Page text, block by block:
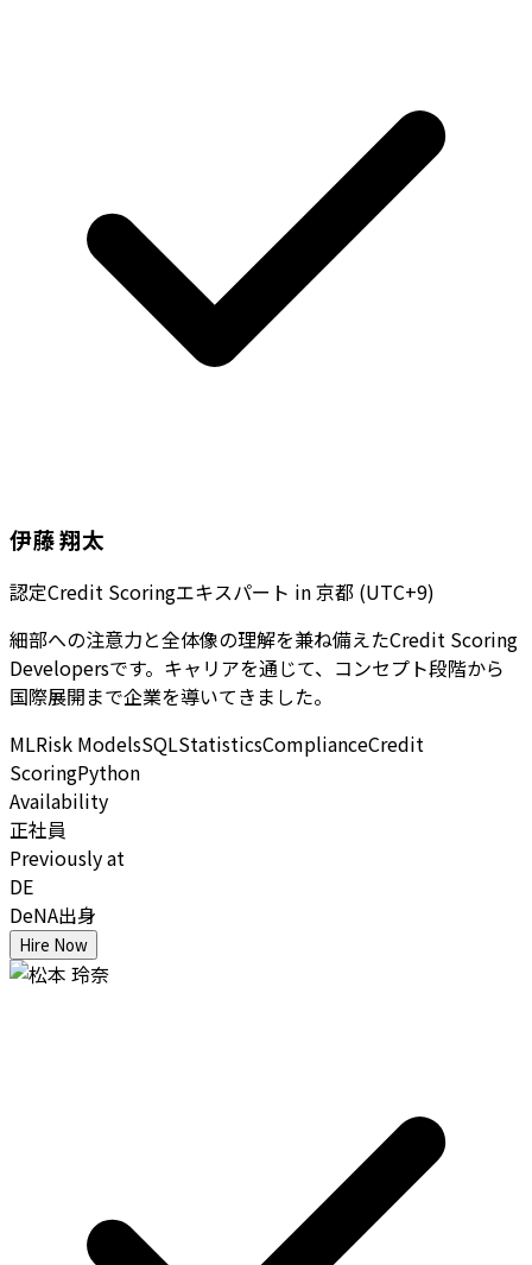
伊藤 翔太
認定Credit Scoringエキスパート in京都 (UTC+9)
細部への注意力と全体像の理解を兼ね備えたCredit Scoring
Developersです。キャリアを通じて、コンセプト段階から
国際展開まで企業を導いてきました。
MLRisk ModelsSQLStatisticsComplianceCredit
ScoringPython
Availability
正社員
Previously at
DE
DeNA出身
Hire Now